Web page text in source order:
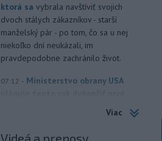
ktorá sa vybrala navštíviť svojich
dvoch stálych zákazníkov - starší
manželský pár - po tom, čo sa u nej
niekoľko dní neukázali, im
pravdepodobne zachránilo život.
07:12 - Ministerstvo obrany USA
Golden Dome (Zlatá kupola) a v roku
2027 uskutočniť letové skúšky.
Viac
Videá a prenosy